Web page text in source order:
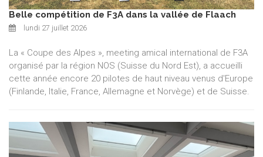
Belle compétition de F3A dans la vallée de Flaach
lundi 27 juillet 2026
La « Coupe des Alpes », meeting amical international de F3A
organisé par la région NOS (Suisse du Nord Est), a accueilli
cette année encore 20 pilotes de haut niveau venus d'Europe
(Finlande, Italie, France, Allemagne et Norvège) et de Suisse.